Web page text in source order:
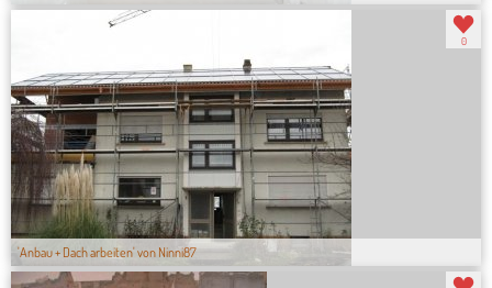
'Anbau + Dach arbeiten' von Ninni87
0